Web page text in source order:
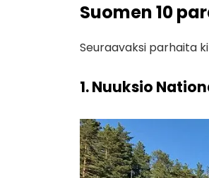
Suomen 10
Seuraavaksi parhaita
1. Nuuksio